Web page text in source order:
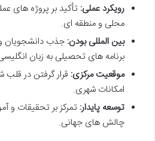
رویکرد عملی: تأکید بر پروژه های
محلی و منطقه ای.
بین المللی بودن: جذب دانشجویان و
برنامه های تحصیلی به زبان
موقعیت مرکزی: قرار گرفتن در قلب
امکانات شهری.
توسعه پایدار: تمرکز بر تحقیقات و
چالش های جهانی.